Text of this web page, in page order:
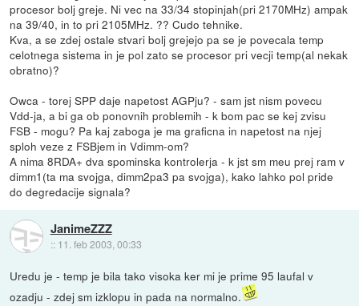
procesor bolj greje. Ni vec na 33/34 stopinjah(pri 2170MHz) ampak
na 39/40, in to pri 2105MHz. ?? Cudo tehnike.
Kva, a se zdej ostale stvari bolj grejejo pa se je povecala temp
celotnega sistema in je pol zato se procesor pri vecji temp(al nekak
obratno)?
Owca - torej SPP daje napetost AGPju? - sam jst nism povecu
Vdd-ja, a bi ga ob ponovnih problemih - k bom pac se kej zvisu
FSB - mogu? Pa kaj zaboga je ma graficna in napetost na njej
sploh veze z FSBjem in Vdimm-om?
A nima 8RDA+ dva spominska kontrolerja - k jst sm meu prej ram v
dimm1(ta ma svojga, dimm2pa3 pa svojga), kako lahko pol pride
do degredacije signala?
JanimeZZZ
:: 11. feb 2003, 00:33
Uredu je - temp je bila tako visoka ker mi je prime 95 laufal v
ozadju - zdej sm izklopu in pada na normalno.